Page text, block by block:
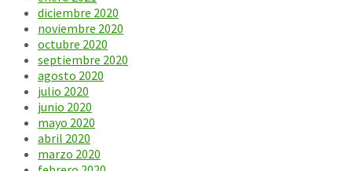
diciembre 2020
noviembre 2020
octubre 2020
septiembre 2020
agosto 2020
julio 2020
junio 2020
mayo 2020
abril 2020
marzo 2020